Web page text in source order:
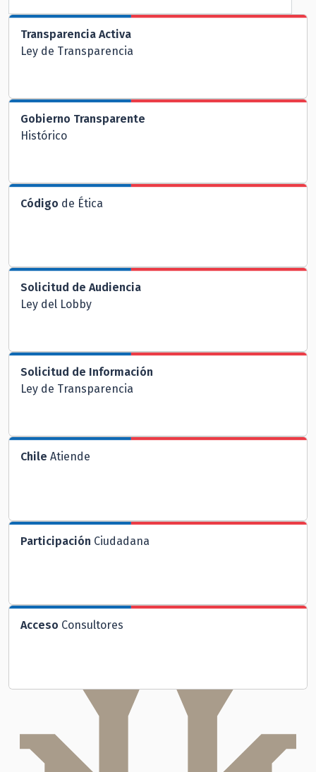
Transparencia Activa
Ley de Transparencia
Gobierno Transparente
Histórico
Código de Ética
Solicitud de Audiencia
Ley del Lobby
Solicitud de Información
Ley de Transparencia
Chile Atiende
Participación Ciudadana
Acceso Consultores